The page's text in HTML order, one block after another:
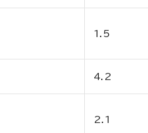
1.5
4.2
2.1